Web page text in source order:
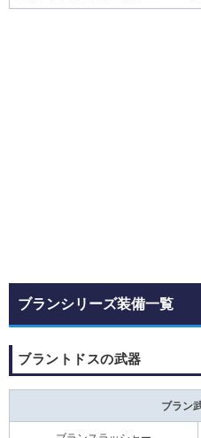
ブランシリーズ装備一覧
ブラントドスの武器
ブラン